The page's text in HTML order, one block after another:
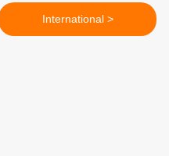
International >